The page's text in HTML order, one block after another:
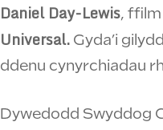
Daniel Day-Lewis,
Universal. Gyda’i
ddenu cynyrchiadau
Dywedodd Swyddog